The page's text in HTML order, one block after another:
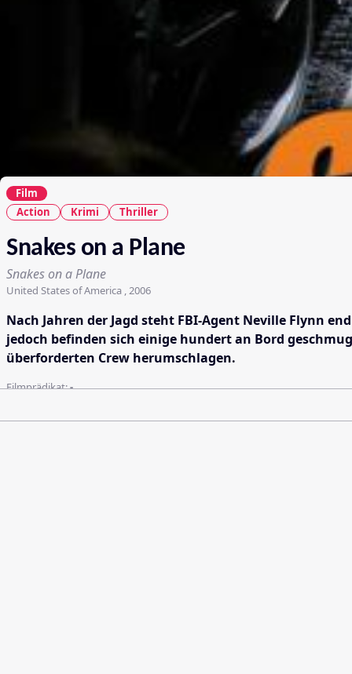
Film
Action
Krimi Thriller
Snakes on a Plane
Snakes on a Plane
United States of America , 2006
Nach Jahren der Jagd steht FBI-Agent Neville Flynn
jedoch befinden sich einige hundert an Bord
überforderten Crew herumschlagen.
Filmprädikat:-